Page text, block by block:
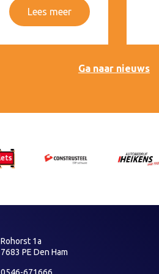
Lees meer
Ga naar nieuws
Rohorst 1a
7683 PE Den Ham
0546-671666